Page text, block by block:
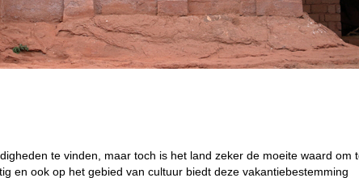
te vinden, maar toch is het land zeker de moeite waard om
en ook op het gebied van cultuur biedt deze vakantiebestemming